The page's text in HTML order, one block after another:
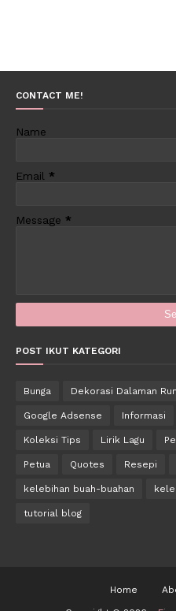
CONTACT ME!
Name
Email *
Message *
POST IKUT KATEGORI
Bunga Dekorasi Dalaman
Google Adsense Informasi
Koleksi Tips Lirik Lagu
Petua Quotes Resepi
kelebihan buah-buahan
tutorial blog
Home